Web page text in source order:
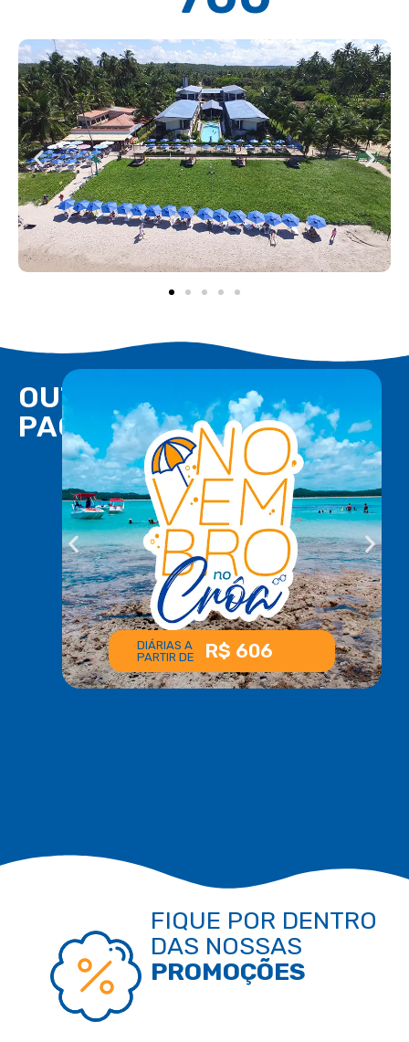
será cobrado uma multa no valor de R$ 100,00. A visita poderá ser recebida até o
Lobby do hotel, das 10h às 17h. É obrigatório o uso da pulseira durante toda estada.
01 criança free de até 7 anos, acomodada na mesma cama dos pais. Todos os
apartamentos possuem vista para o jardim. Café da manhã é servido das 6h às
10h30. Reservas contratadas com tarifa promocional, não haverá devolução do
valor pago.
OUTROS
PACOTES
DIÁRIAS A
PARTIR DE
R$ 606
FIQUE POR DENTRO
DAS NOSSAS
PROMOÇÕES